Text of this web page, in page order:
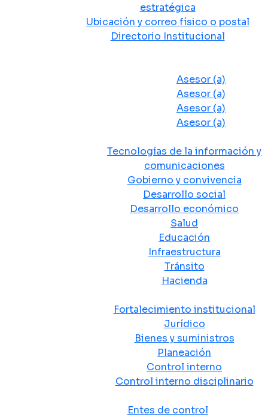
estratégica
Ubicación y correo físico o postal
Directorio Institucional
Asesor (a)
Asesor (a)
Asesor (a)
Asesor (a)
Tecnologías de la información y
comunicaciones
Gobierno y convivencia
Desarrollo social
Desarrollo económico
Salud
Educación
Infraestructura
Tránsito
Hacienda
Fortalecimiento institucional
Jurídico
Bienes y suministros
Planeación
Control interno
Control interno disciplinario
Entes de control